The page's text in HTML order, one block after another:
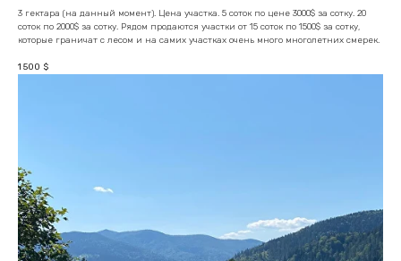
3 гектара (на данный момент). Цена участка. 5 соток по цене 3000$ за сотку. 20
соток по 2000$ за сотку. Рядом продаются участки от 15 соток по 1500$ за сотку,
которые граничат с лесом и на самих участках очень много многолетних смерек.
1 500 $